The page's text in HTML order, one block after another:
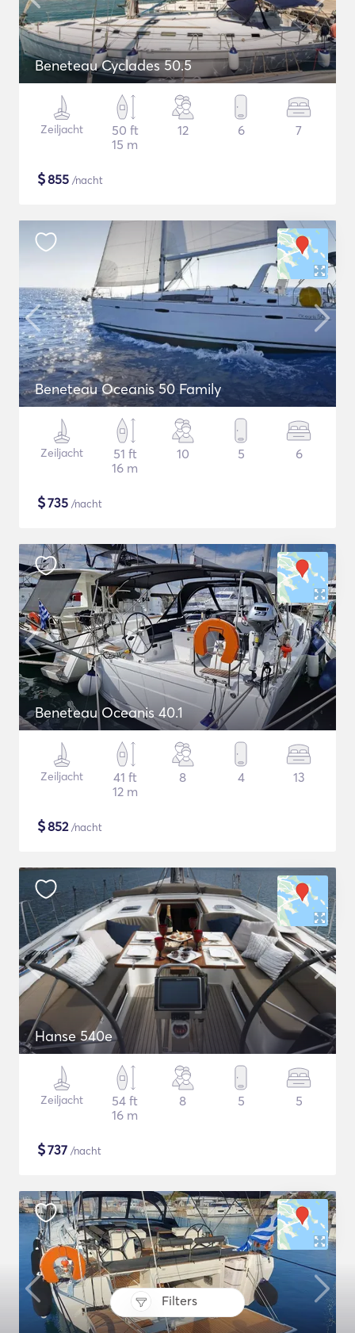
Filters
Beneteau Cyclades 50.5
Zeiljacht
50 ft
15 m
12 6 7
$855 /nacht
Beneteau Oceanis 50 Family
Zeiljacht
51 ft
16 m
10 5 6
$735 /nacht
Beneteau Oceanis 40.1
Zeiljacht
41 ft
12 m
8 4 13
$852/nacht
Hanse 540e
Zeiljacht
54 ft
16 m
8 5 5
$737 /nacht